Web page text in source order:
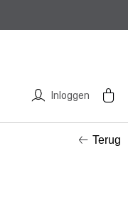
Inloggen
Terug